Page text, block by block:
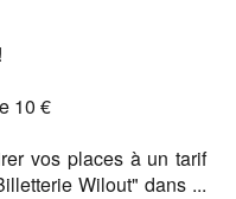
10 €
vos places à un tarif
Wilout" dans ...